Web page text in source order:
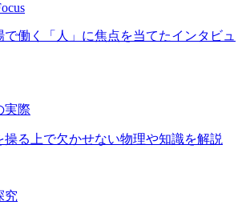
で働く「人」に焦点を当てたインタビュ
実際
操る上で欠かせない物理や知識を解説
究